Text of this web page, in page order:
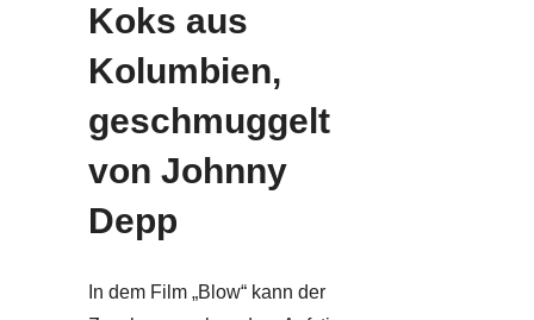
Koks aus
Kolumbien,
geschmuggelt
von Johnny
Depp
In dem Film „Blow“ kann der